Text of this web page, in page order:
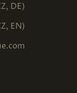
DE)
EN)